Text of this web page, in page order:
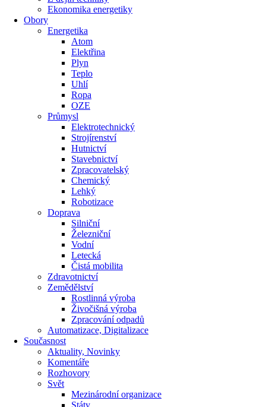
Ekonomika energetiky
Obory
Energetika
Atom
Elektřina
Plyn
Teplo
Uhlí
Ropa
OZE
Průmysl
Elektrotechnický
Strojírenství
Hutnictví
Stavebnictví
Zpracovatelský
Chemický
Lehký
Robotizace
Doprava
Silniční
Železniční
Vodní
Letecká
Čistá mobilita
Zdravotnictví
Zemědělství
Rostlinná výroba
Živočišná výroba
Zpracování odpadů
Automatizace, Digitalizace
Současnost
Aktuality, Novinky
Komentáře
Rozhovory
Svět
Mezinárodní organizace
Státy